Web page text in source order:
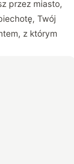
przez miasto,
Twój
z którym